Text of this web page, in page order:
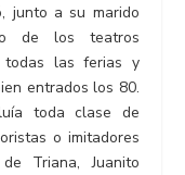
junto a su marido
de los teatros
todas las ferias y
entrados los 80.
toda clase de
o imitadores
Triana, Juanito